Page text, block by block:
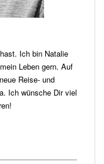
Ich bin Natalie
Leben gern. Auf
Reise- und
Ich wünsche Dir viel